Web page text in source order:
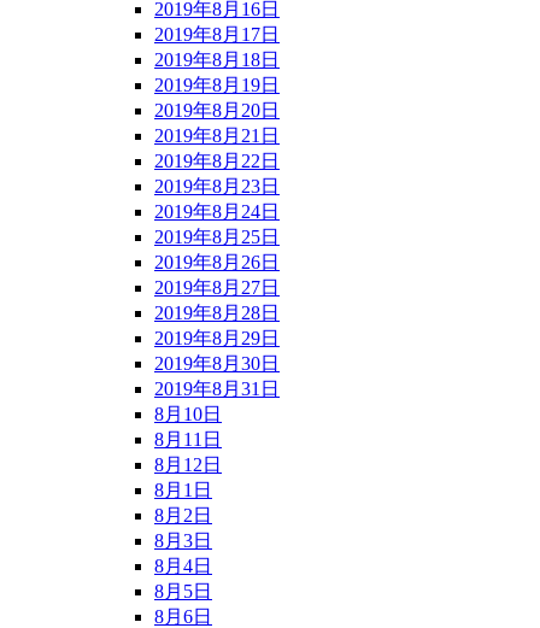
2019年8月16日
2019年8月17日
2019年8月18日
2019年8月19日
2019年8月20日
2019年8月21日
2019年8月22日
2019年8月23日
2019年8月24日
2019年8月25日
2019年8月26日
2019年8月27日
2019年8月28日
2019年8月29日
2019年8月30日
2019年8月31日
8月10日
8月11日
8月12日
8月1日
8月2日
8月3日
8月4日
8月5日
8月6日